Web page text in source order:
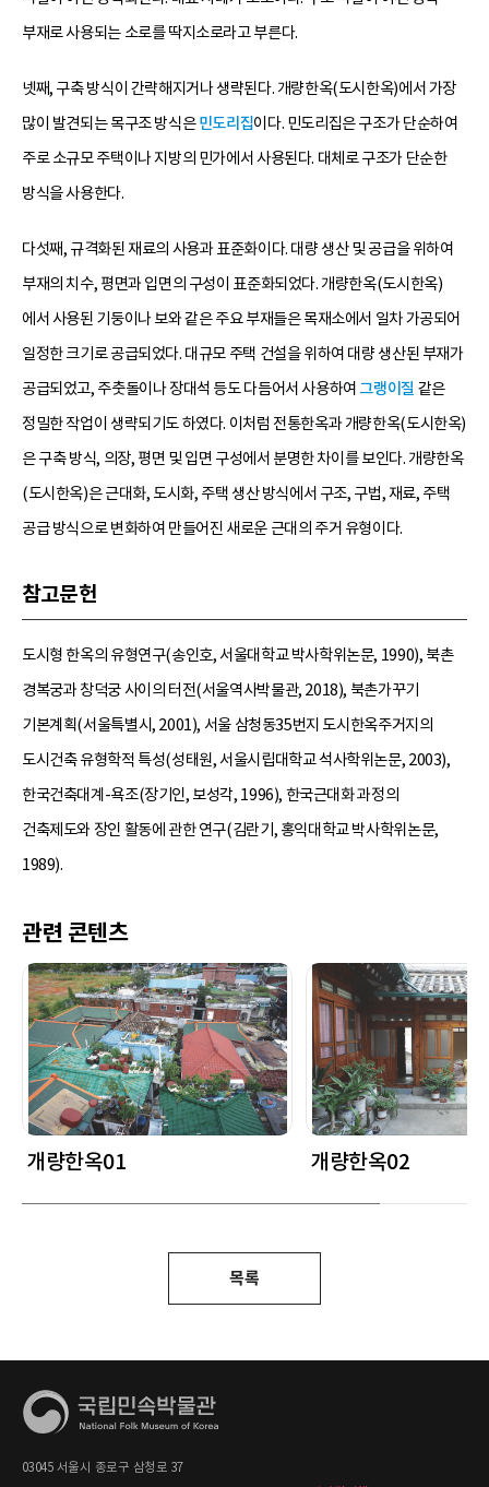
부재로 사용되는 소로를 딱지소로라고 부른다.
넷째, 구축 방식이 간략해지거나 생략된다. 개량한옥(도시한옥)에서 가장
많이 발견되는 목구조 방식은민도리집이다. 민도리집은 구조가 단순하여
주로 소규모 주택이나 지방의 민가에서 사용된다. 대체로 구조가 단순한
방식을 사용한다.
다섯째, 규격화된 재료의 사용과 표준화이다. 대량 생산 및 공급을 위하여
부재의 치수, 평면과 입면의 구성이 표준화되었다. 개량한옥(도시한옥)
에서 사용된 기둥이나 보와 같은 주요 부재들은 목재소에서 일차 가공되어
일정한 크기로 공급되었다. 대규모 주택 건설을 위하여 대량 생산된 부재가
공급되었고, 주춧돌이나 장대석 등도 다듬어서 사용하여 그랭이질 같은
정밀한 작업이 생략되기도 하였다. 이처럼 전통한옥과 개량한옥(도시한옥)
은 구축 방식, 의장, 평면 및 입면 구성에서 분명한 차이를 보인다. 개량한옥
(도시한옥)은 근대화, 도시화, 주택 생산 방식에서 구조, 구법, 재료, 주택
공급 방식으로 변화하여 만들어진 새로운 근대의 주거 유형이다.
참고문헌
도시형 한옥의 유형연구(송인호, 서울대학교 박사학위논문, 1990), 북촌
경복궁과 창덕궁 사이의 터전(서울역사박물관, 2018), 북촌가꾸기
기본계획(서울특별시, 2001), 서울 삼청동35번지 도시한옥주거지의
도시건축 유형학적 특성(성태원, 서울시립대학교 석사학위논문, 2003),
한국건축대계-욕조(장기인, 보성각, 1996), 한국근대화 과정의
건축제도와 장인 활동에 관한 연구(김란기, 홍익대학교 박사학위논문,
1989).
관련 콘텐츠
개량한옥01 개량한옥02
목록
03045 서울시 종로구 삼청로 37